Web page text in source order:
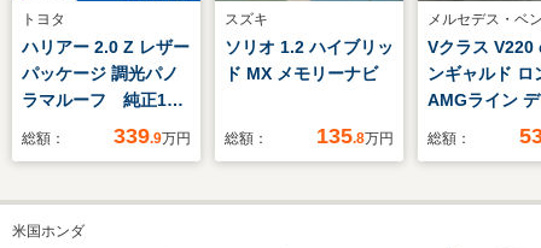
トヨタ
ハリアー 2.0 Z レザー
パッケージ 調光パノ
ラマルーフ 純正12.3
インチナビ 全周囲カ
ンナーミラー JBLサ
ウンド 黒革シート
総額： 339.9万円
スズキ
ソリオ 1.2 ハイブリッ
ド MX メモリーナビ
総額： 135.8万円
メルセデス・ベ
Vクラス V220
ンギャルド ロ
AMGライン
ルターボ 後
ルインナーミ
総額：
米国ホンダ